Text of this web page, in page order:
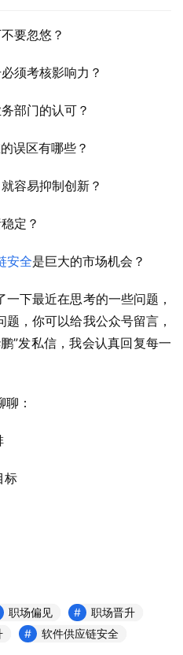
要忽悠？
须考核影响力？
部门的认可？
误区有哪些？
容易抑制创新？
定？
安全是巨大的市场机会？
下最近在思考的一些问题，
，你可以给我公众号留言，
”发私信，我会认真回复每一
：
标
职场偏见
职场晋升
软件供应链安全